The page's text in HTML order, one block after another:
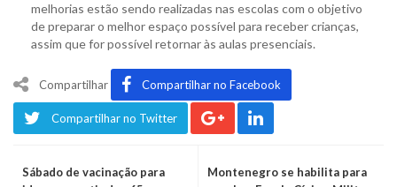
melhorias estão sendo realizadas nas escolas com o objetivo
de preparar o melhor espaço possível para receber crianças,
assim que for possível retornar às aulas presenciais.
Compartilhar Compartilhar no Facebook
Compartilhar no Twitter
Sábado de vacinação para
Montenegro se habilita para